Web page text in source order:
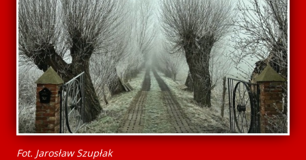
Fot. Jarosław Szupłak